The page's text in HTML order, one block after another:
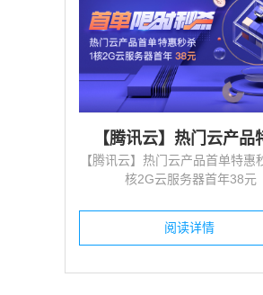
【腾讯云】热门云产品
【腾讯云】热门云产品首单特惠
核2G云服务器首年38元
阅读详情